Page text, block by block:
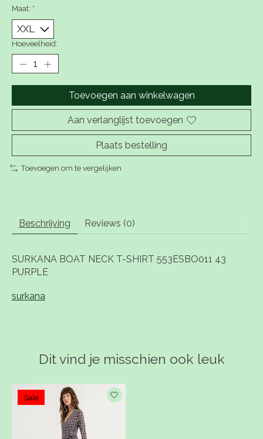
Maat: *
Hoeveelheid:
Toevoegen aan winkelwagen
Aan verlanglijst toevoegen
Plaats bestelling
Toevoegen om te vergelijken
Beschrijving Reviews (0)
SURKANA BOAT NECK T-SHIRT 553ESBO011 43
PURPLE
surkana
Dit vind je misschien ook leuk
Items van productcarrousel
Sale